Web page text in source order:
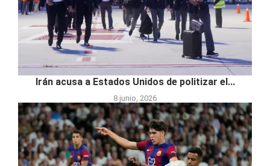
Irán acusa a Estados Unidos de politizar el...
8 junio, 2026